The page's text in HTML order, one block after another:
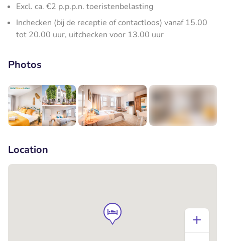
Excl. ca. €2 p.p.p.n. toeristenbelasting
Inchecken (bij de receptie of contactloos) vanaf 15.00
tot 20.00 uur, uitchecken voor 13.00 uur
Photos
Location